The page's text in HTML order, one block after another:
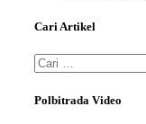
Cari Artikel
Cari
untuk:
Polbitrada Video